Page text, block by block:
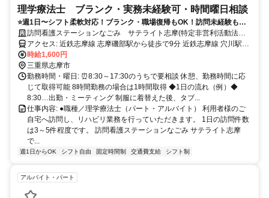
理学療法士 ブランク・実務未経験可・時間曜日相談
⭐️週1日〜シフト柔軟対応！ブランク・職場復帰もOK！訪問未経験も歓
迎！家庭と仕事の両立をサポートし、無理なく働ける環境です！
訪問看護ステーションなごみ サテライト志摩(特定非営利活動法人
なごみ)
アクセス: 近鉄志摩線 志摩磯部駅から徒歩で9分 近鉄志摩線 穴川駅か
時給1,600円
三重県志摩市
勤務時間・曜日: ⏰8:30～17:30のうちで要相談 休憩、勤務時間に応
じて取得可能 8時間勤務の場合は1時間取得 ◆1日の流れ（例）◆
8:30…出勤・ミーティング 制服に着替えた後、タブ...
仕事内容: ●職種／理学療法士（パート・アルバイト） 利用者様のご
自宅へ訪問し、リハビリ業務を行っていただきます。 1日の訪問件数
は3～5件程度です。 訪問看護ステーションなごみ サテライト志摩
で...
週1日からOK シフト自由 固定時間制 交通費支給 シフト制
アルバイト・パート